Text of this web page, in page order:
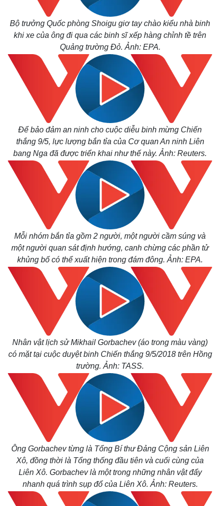
Thế giới
Quan sát
Cuộc sống đó đây
Hồ sơ
Multimedia
Video
Ảnh
E-Magazine
Infographic
Bộ trưởng Quốc phòng Shoigu giơ tay chào kiểu nhà binh
khi xe của ông đi qua các binh sĩ xếp hàng chỉnh tề trên
Quảng trường Đỏ. Ảnh: EPA.
Để bảo đảm an ninh cho cuộc diễu binh mừng Chiến
thắng 9/5, lực lượng bắn tỉa của Cơ quan An ninh Liên
bang Nga đã được triển khai như thế này. Ảnh: Reuters.
Mỗi nhóm bắn tỉa gồm 2 người, một người cầm súng và
một người quan sát định hướng, canh chừng các phần tử
khủng bố có thể xuất hiện trong đám đông. Ảnh: EPA.
Nhân vật lịch sử Mikhail Gorbachev (áo trong màu vàng)
có mặt tại cuộc duyệt binh Chiến thắng 9/5/2018 trên Hồng
trường. Ảnh: TASS.
Ông Gorbachev từng là Tổng Bí thư Đảng Cộng sản Liên
Xô, đồng thời là Tổng thống đầu tiên và cuối cùng của
Liên Xô. Gorbachev là một trong những nhân vật đẩy
nhanh quá trình sụp đổ của Liên Xô. Ảnh: Reuters.